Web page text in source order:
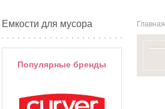
Емкости для мусора
Популярные бренды
Главная